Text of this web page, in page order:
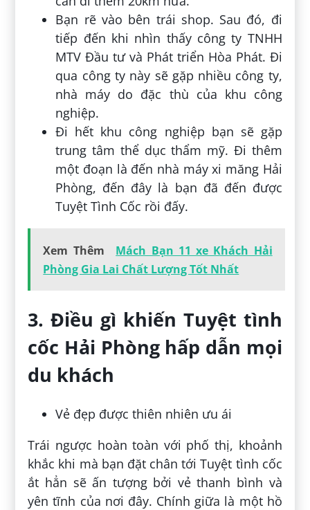
Bạn rẽ vào bên trái shop. Sau đó, đi
tiếp đến khi nhìn thấy công ty TNHH
MTV Đầu tư và Phát triển Hòa Phát. Đi
qua công ty này sẽ gặp nhiều công ty,
nhà máy do đặc thù của khu công
nghiệp.
Đi hết khu công nghiệp bạn sẽ gặp
trung tâm thể dục thẩm mỹ. Đi thêm
một đoạn là đến nhà máy xi măng Hải
Phòng, đến đây là bạn đã đến được
Tuyệt Tình Cốc rồi đấy.
Xem Thêm
Mách Bạn 11 xe Khách Hải
Phòng Gia Lai Chất Lượng Tốt Nhất
3. Điều gì khiến Tuyệt tình
cốc Hải Phòng hấp dẫn mọi
du khách
Vẻ đẹp được thiên nhiên ưu ái
Trái ngược hoàn toàn với phố thị, khoảnh
khắc khi mà bạn đặt chân tới Tuyệt tình cốc
ắt hẳn sẽ ấn tượng bởi vẻ thanh bình và
yên tĩnh của nơi đây. Chính giữa là một hồ